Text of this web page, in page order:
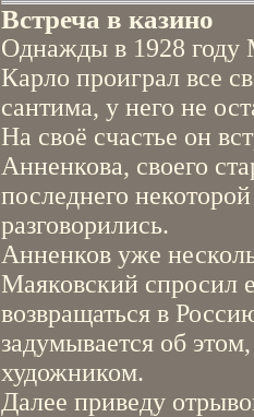
Встреча в казино
Однажды в 1928 году
Карло проиграл все
сантима, у него не
На своё счастье он
Анненкова, своего
последнего
разговорились.
Анненков уже
Маяковский спросил
возвращаться в
задумывается об
художником.
Далее приведу